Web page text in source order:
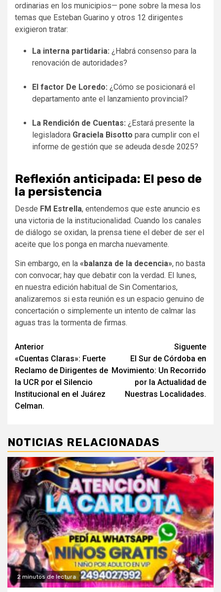
ordinarias en los municipios— pone sobre la mesa los
temas que Esteban Guarino y otros 12 dirigentes
exigieron tratar:
La interna partidaria: ¿Habrá consenso para la
renovación de autoridades?
El factor De Loredo: ¿Cómo se posicionará el
departamento ante el lanzamiento provincial?
La Rendición de Cuentas: ¿Estará presente la
legisladora Graciela Bisotto para cumplir con el
informe de gestión que se adeuda desde 2025?
Reflexión anticipada: El peso de
la persistencia
Desde FM Estrella, entendemos que este anuncio es
una victoria de la institucionalidad. Cuando los canales
de diálogo se oxidan, la prensa tiene el deber de ser el
aceite que los ponga en marcha nuevamente.
Sin embargo, en la «balanza de la decencia», no basta
con convocar; hay que debatir con la verdad. El lunes,
en nuestra edición habitual de Sin Comentarios,
analizaremos si esta reunión es un espacio genuino de
concertación o simplemente un intento de calmar las
aguas tras la tormenta de firmas.
Navegación
de
entradas
Anterior
«Cuentas Claras»: Fuerte
Reclamo de Dirigentes de
la UCR por el Silencio
Institucional en el Juárez
Celman.
Siguente
El Sur de Córdoba en
Movimiento: Un Recorrido
por la Actualidad de
Nuestras Localidades.
NOTICIAS RELACIONADAS
2 minutos de lectura